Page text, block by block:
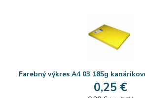
Farebný výkres A4 03 185g
0,25 €